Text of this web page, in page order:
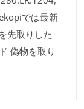
では最新
先取りした
偽物を取り